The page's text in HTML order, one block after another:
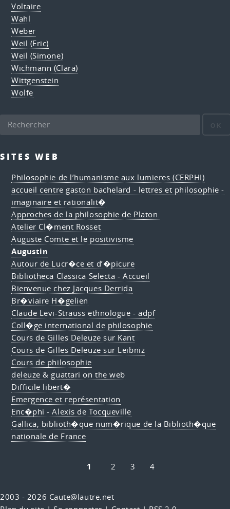
Voltaire
Wahl
Weber
Weil (Eric)
Weil (Simone)
Wichmann (Clara)
Wittgenstein
Wolfe
OK
SITES WEB
Philosophie de l’humanisme aux lumieres (CERPHI)
accueil centre gaston bachelard - lettres et philosophie -
imaginaire et rationalit�
Approches de la philosophie de Platon.
Atelier Cl�ment Rosset
Auguste Comte et le positivisme
Augustin
Autour de Lucr�ce et d’�picure
Bibliotheca Classica Selecta - Accueil
Bienvenue chez Jacques Derrida
Br�viaire H�gelien
Claude Levi-Strauss ethnologue - adpf
Coll�ge international de philosophie
Cours de Gilles Deleuze sur Kant
Cours de Gilles Deleuze sur Leibniz
Cours de philosophie
deleuze & guattari on the web
Difficile libert�
Emergence et représentation
Enc�phi - Alexis de Tocqueville
Gallica, biblioth�que num�rique de la Biblioth�que
nationale de France
1 2 3 4
2003 - 2026 Caute@lautre.net